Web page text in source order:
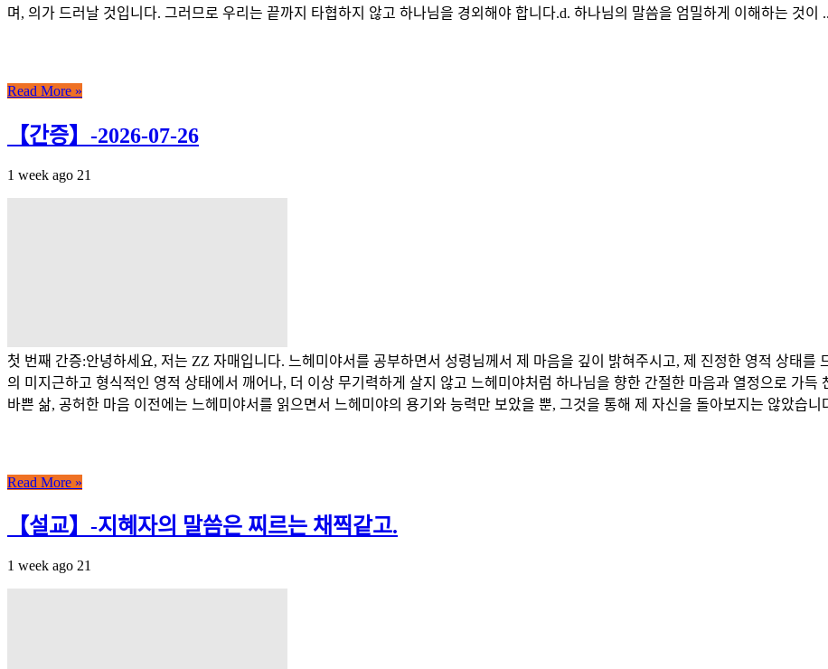
며, 의가 드러날 것입니다. 그러므로 우리는 끝까지 타협하지 않고 하나님을 경외해야 합니다.d. 하나님의 말씀을 엄밀하게 이해하는 것이
Read More »
【간증】-2026-07-26
1 week ago 21
첫 번째 간증:안녕하세요, 저는 ZZ 자매입니다. 느헤미야서를 공부하면서 성령님께서 제 마음을 깊이 밝혀주시고, 제 진정한 영적 상태를
의 미지근하고 형식적인 영적 상태에서 깨어나, 더 이상 무기력하게 살지 않고 느헤미야처럼 하나님을 향한 간절한 마음과 열정으로 가
바쁜 삶, 공허한 마음 이전에는 느헤미야서를 읽으면서 느헤미야의 용기와 능력만 보았을 뿐, 그것을 통해 제 자신을 돌아보지는 않았습니
Read More »
【설교】-지혜자의 말씀은 찌르는 채찍같고.
1 week ago 21